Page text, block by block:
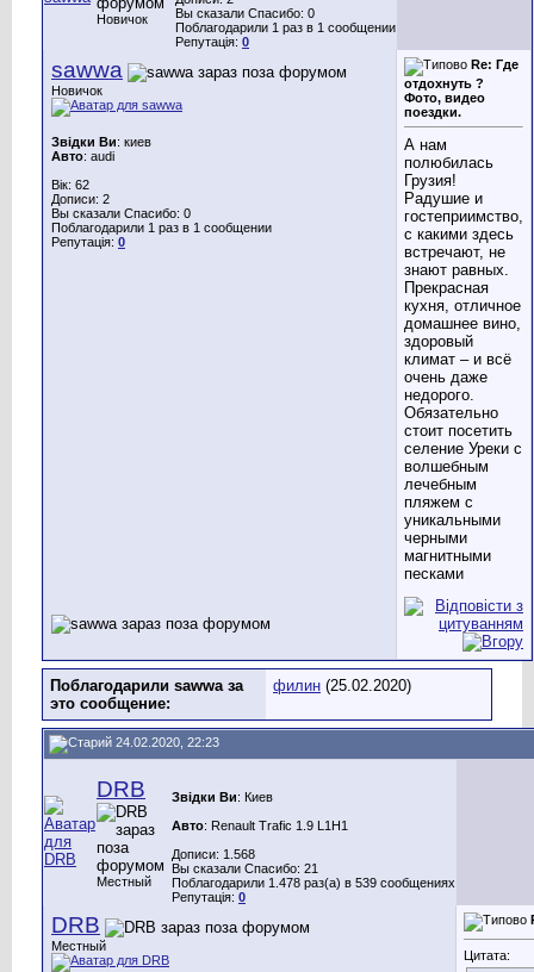
Новичок
Вы сказали Спасибо: 0
Поблагодарили 1 раз в 1 сообщении
Репутація: 0
sawwa
Новичок
Звідки Ви: киев
Авто: audi
Вік: 62
Дописи: 2
Вы сказали Спасибо: 0
Поблагодарили 1 раз в 1 сообщении
Репутація: 0
Re: Где
отдохнуть ?
Фото, видео
поездки.
А нам
полюбилась
Грузия!
Радушие и
гостеприимство,
с какими здесь
встречают, не
знают равных.
Прекрасная
кухня, отличное
домашнее вино,
здоровый
климат – и всё
очень даже
недорого.
Обязательно
стоит посетить
селение Уреки с
волшебным
лечебным
пляжем с
уникальными
черными
магнитными
песками
Поблагодарили sawwa за
это сообщение:
филин (25.02.2020)
24.02.2020, 22:23
DRB
Местный
Звідки Ви: Киев
Авто: Renault Trafic 1.9 L1H1
Дописи: 1.568
Вы сказали Спасибо: 21
Поблагодарили 1.478 раз(а) в 539 сообщениях
Репутація: 0
DRB
Местный
Цитата: